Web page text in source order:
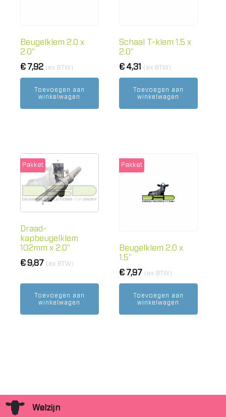
Beugelklem 2.0 x
2.0"
€ 7,92 (ex BTW)
Toevoegen aan
winkelwagen
Schaal T-klem 1.5 x
2.0"
€4,31 (ex BTW)
Toevoegen aan
winkelwagen
Draad-
kapbeugelklem
102mm x 2.0"
Pakket
€9,87 (ex BTW)
Toevoegen aan
winkelwagen
Beugelklem 2.0 x
1.5"
Pakket
€7,97 (ex BTW)
Toevoegen aan
winkelwagen
Welzijn